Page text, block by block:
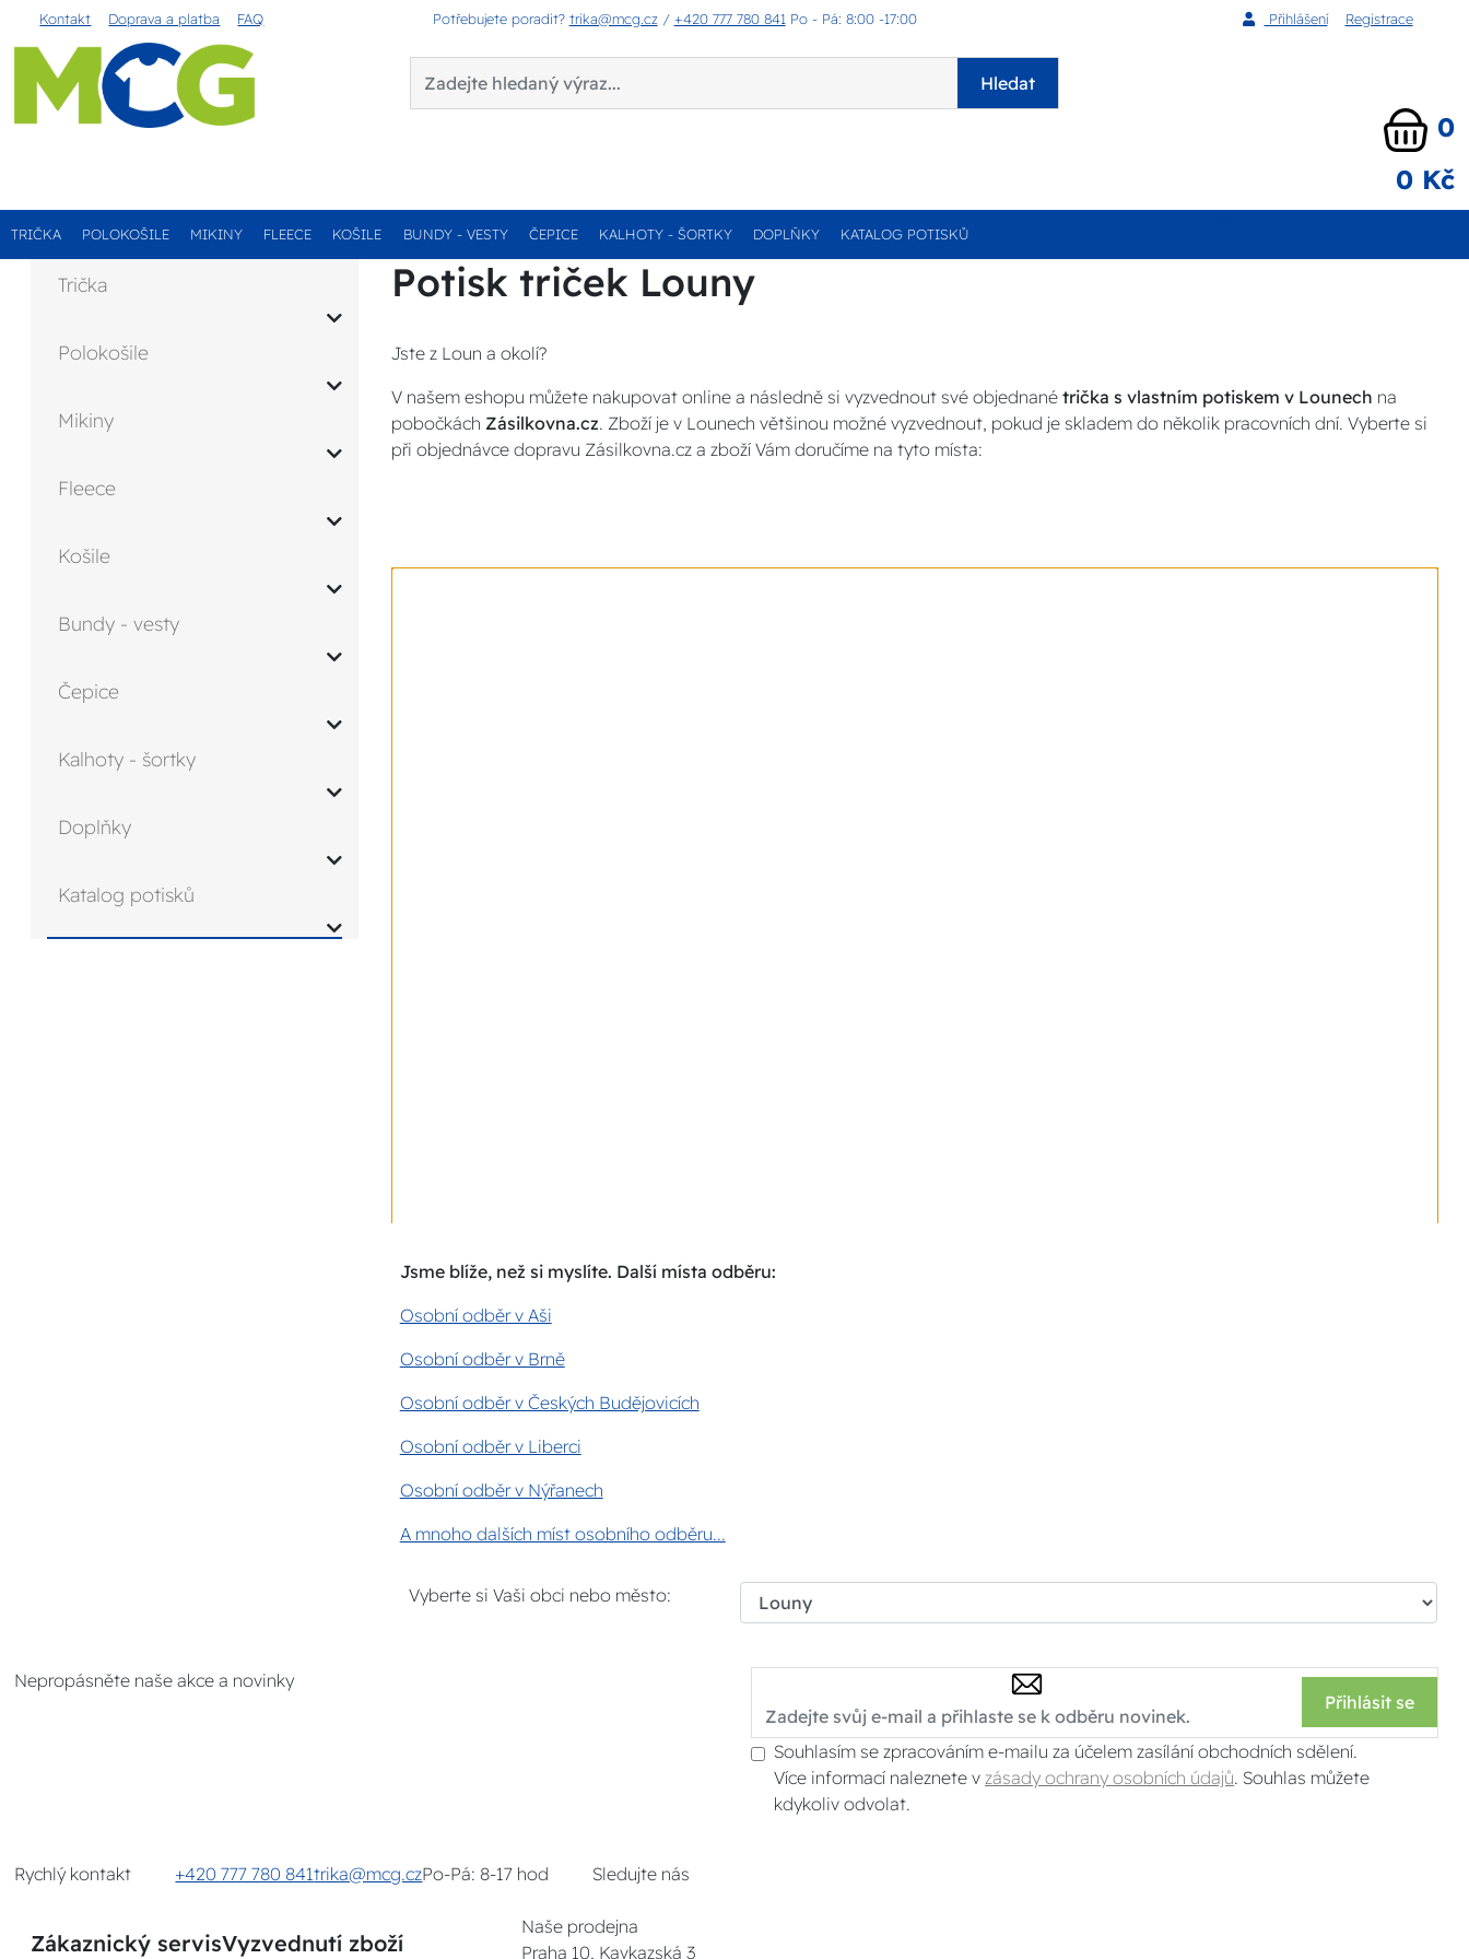
Kontakt Doprava a platba FAQ Potřebujete poradit? trika@mcg.cz / +420 777 780 841 Po - Pá: 8:00 -17:00 Přihlášení Registrace
Hledat
0
0 Kč
TRIČKA POLOKOŠILE MIKINY FLEECE KOŠILE BUNDY - VESTY ČEPICE KALHOTY - ŠORTKY DOPLŇKY KATALOG POTISKŮ
Trička
Polokošile
Mikiny
Fleece
Košile
Bundy - vesty
Čepice
Kalhoty - šortky
Doplňky
Katalog potisků
Potisk triček Louny
Jste z Loun a okolí?
V našem eshopu můžete nakupovat online a následně si vyzvednout své objednanétrička s vlastním potiskem v Lounech na
pobočkách Zásilkovna.cz. Zboží je v Lounech většinou možné vyzvednout, pokud je skladem do několik pracovních dní. Vyberte si
při objednávce dopravu Zásilkovna.cz a zboží Vám doručíme na tyto místa:
Jsme blíže, než si myslíte. Další místa odběru:
Osobní odběr v Aši
Osobní odběr v Brně
Osobní odběr v Českých Budějovicích
Osobní odběr v Liberci
Osobní odběr v Nýřanech
A mnoho dalších míst osobního odběru...
Vyberte si Vaši obci nebo město:
Nepropásněte naše akce a novinky
Přihlásit se
Souhlasím se zpracováním e-mailu za účelem zasílání obchodních sdělení.
Více informací naleznete v zásady ochrany osobních údajů. Souhlas můžete
kdykoliv odvolat.
Rychlý kontakt +420 777 780 841trika@mcg.czPo-Pá: 8-17 hod Sledujte nás
Zákaznický servisVyzvednutí zboží
Naše prodejna
Praha 10, Kavkazská 3